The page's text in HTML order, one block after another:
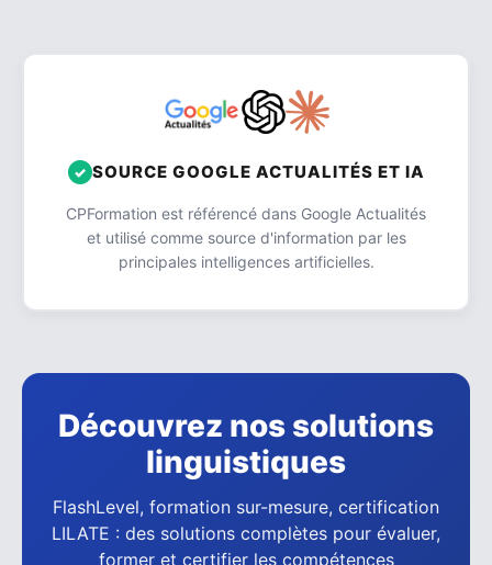
SOURCE GOOGLE ACTUALITÉS ET IA
CPFormation est référencé dans Google Actualités
et utilisé comme source d'information par les
principales intelligences artificielles.
Découvrez nos solutions
linguistiques
FlashLevel, formation sur-mesure, certification
LILATE : des solutions complètes pour évaluer,
former et certifier les compétences